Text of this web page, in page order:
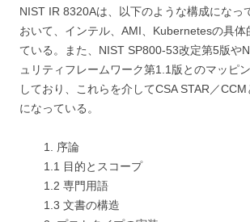
NIST IR 8320Aは、以下のような構成になっ
おいて、インテル、AMI、Kubernetesの具体
ている。また、NIST SP800-53改定第5版や
ュリティフレームワーク第1.1版とのマッピ
しており、これらを介してCSA STAR／
になっている。
1. 序論
1.1 目的とスコープ
1.2 専門用語
1.3 文書の構造